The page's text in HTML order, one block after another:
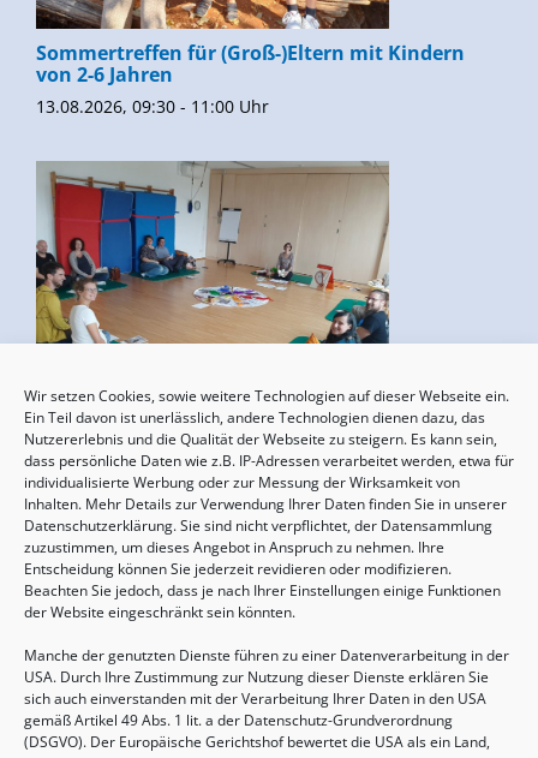
Wir setzen Cookies, sowie weitere Technologien auf dieser Webseite ein.
Ein Teil davon ist unerlässlich, andere Technologien dienen dazu, das
Nutzererlebnis und die Qualität der Webseite zu steigern. Es kann sein,
dass persönliche Daten wie z.B. IP-Adressen verarbeitet werden, etwa für
individualisierte Werbung oder zur Messung der Wirksamkeit von
Inhalten. Mehr Details zur Verwendung Ihrer Daten finden Sie in unserer
Datenschutzerklärung. Sie sind nicht verpflichtet, der Datensammlung
zuzustimmen, um dieses Angebot in Anspruch zu nehmen. Ihre
Entscheidung können Sie jederzeit revidieren oder modifizieren.
Beachten Sie jedoch, dass je nach Ihrer Einstellungen einige Funktionen
der Website eingeschränkt sein könnten.
Manche der genutzten Dienste führen zu einer Datenverarbeitung in der
USA. Durch Ihre Zustimmung zur Nutzung dieser Dienste erklären Sie
sich auch einverstanden mit der Verarbeitung Ihrer Daten in den USA
gemäß Artikel 49 Abs. 1 lit. a der Datenschutz-Grundverordnung
(DSGVO). Der Europäische Gerichtshof bewertet die USA als ein Land,
Sommertreffen für (Groß-)Eltern mit Kindern
von 2-6 Jahren
13.08.2026, 09:30 - 11:00 Uhr
Geburtsvorbereitung
15.08.2026, 10:00 - 17:00 Uhr